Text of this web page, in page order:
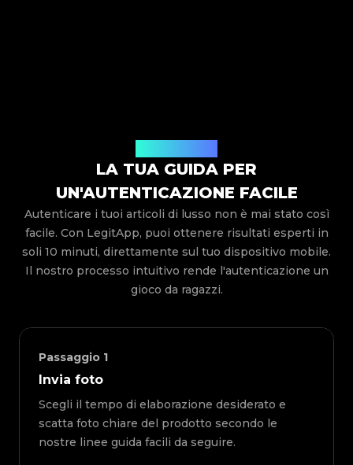
LA TUA GUIDA PER
UN'AUTENTICAZIONE FACILE
Autenticare i tuoi articoli di lusso non è mai stato così
facile. Con LegitApp, puoi ottenere risultati esperti in
soli 10 minuti, direttamente sul tuo dispositivo mobile.
Il nostro processo intuitivo rende l'autenticazione un
gioco da ragazzi.
Passaggio 1
Invia foto
Scegli il tempo di elaborazione desiderato e
scatta foto chiare del prodotto secondo le
nostre linee guida facili da seguire.